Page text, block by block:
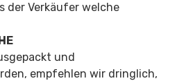
der Verkäufer welche
und
empfehlen wir dringlich,